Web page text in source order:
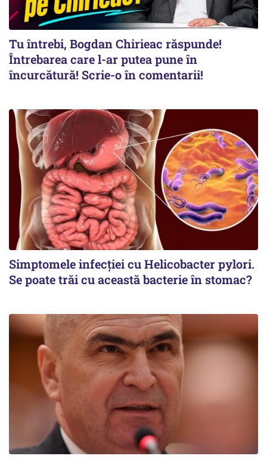
Tu întrebi, Bogdan Chirieac răspunde!
Întrebarea care l-ar putea pune în
încurcătură! Scrie-o în comentarii!
Simptomele infecției cu Helicobacter pylori.
Se poate trăi cu această bacterie în stomac?